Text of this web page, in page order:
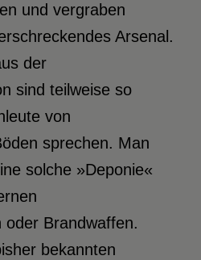
und vergraben
Arsenal.
der
sind teilweise so
von
sprechen. Man
solche »Deponie«
oder Brandwaffen.
bekannten